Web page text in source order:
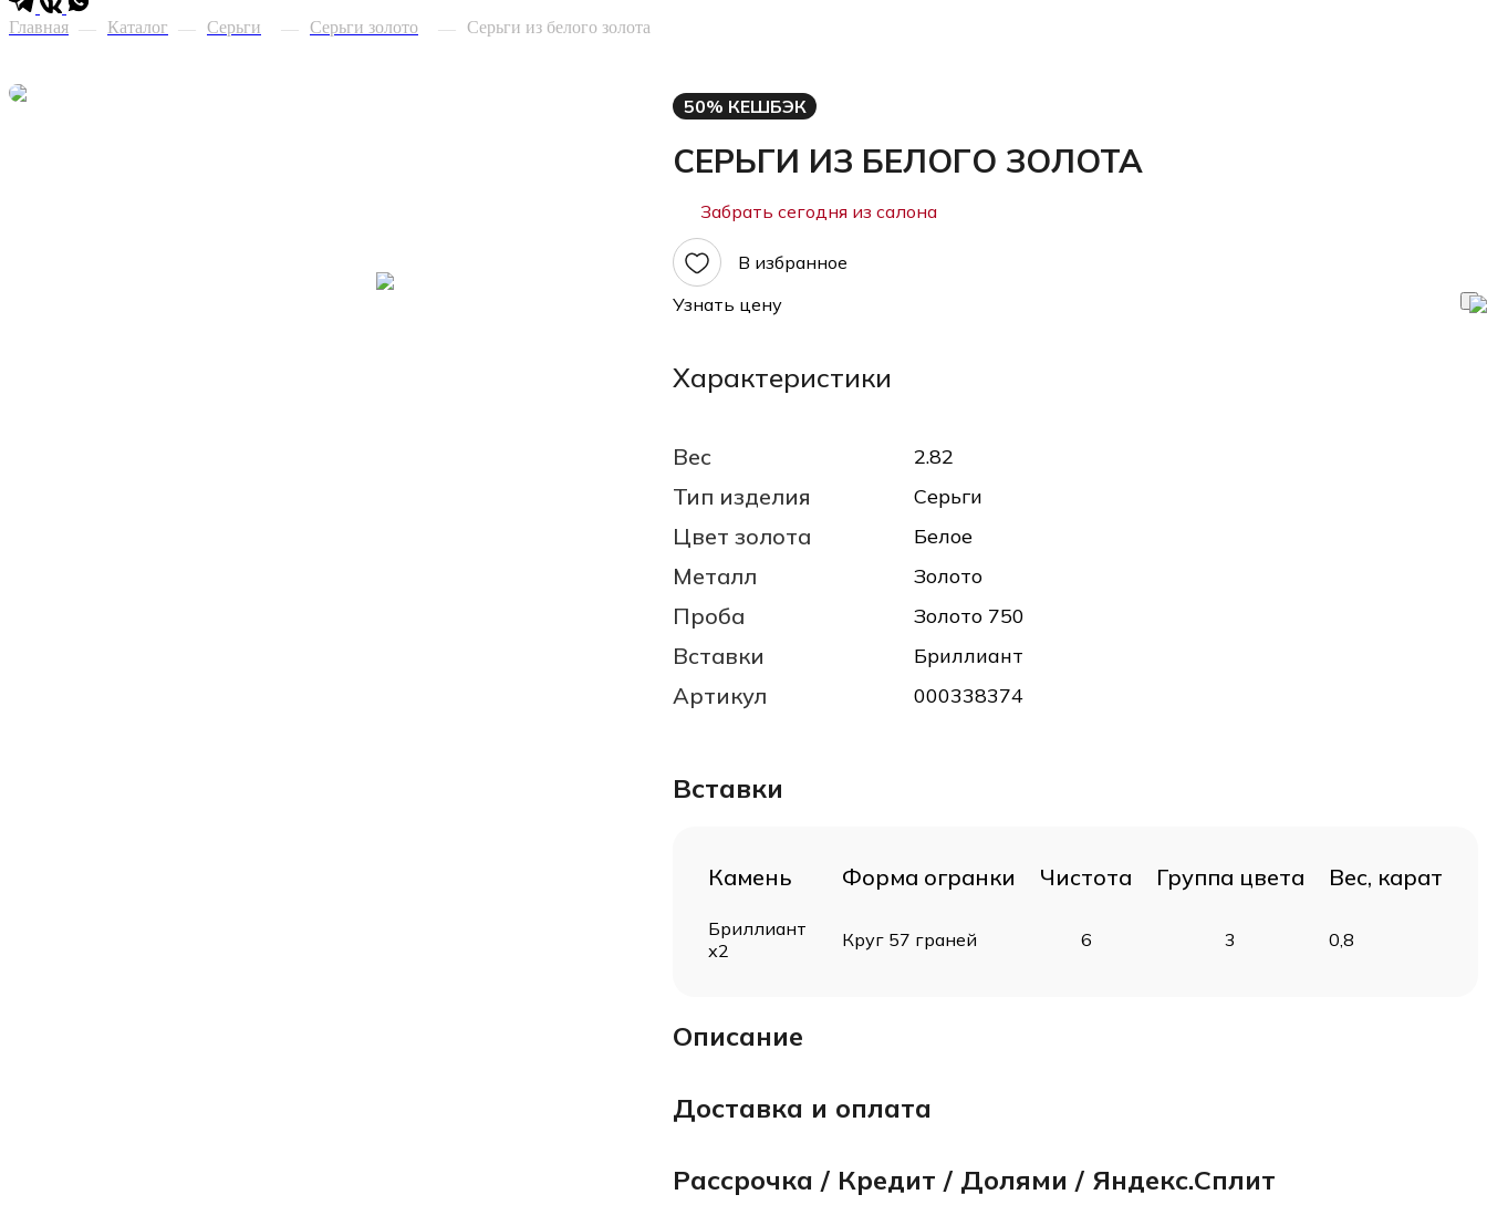
Главная — Каталог — Серьги — Серьги золото — Серьги из белого золота
50% КЕШБЭК
СЕРЬГИ ИЗ БЕЛОГО ЗОЛОТА
Забрать сегодня из салона
В избранное
Узнать цену
Характеристики
Вес 2.82
Тип изделия Серьги
Цвет золота Белое
Металл Золото
Проба Золото 750
Вставки Бриллиант
Артикул 000338374
Вставки
Камень Форма огранки Чистота Группа цвета Вес, карат
Бриллиант
х2
Круг 57 граней 6 3 0,8
Описание
Доставка и оплата
Рассрочка / Кредит / Долями / Яндекс.Сплит